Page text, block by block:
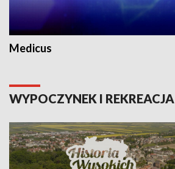
Medicus
WYPOCZYNEK I REKREACJA